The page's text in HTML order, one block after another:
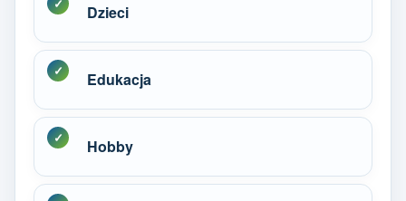
Dzieci
Edukacja
Hobby